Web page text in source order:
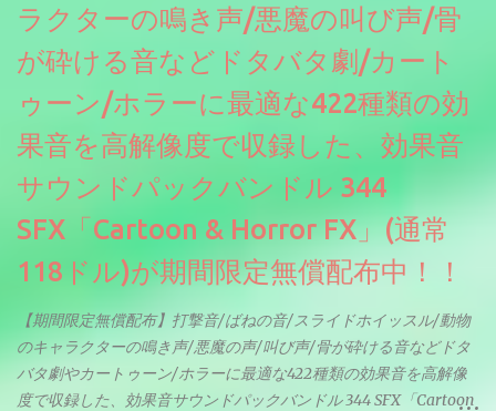
ラクターの鳴き声/悪魔の叫び声/骨
が砕ける音などドタバタ劇/カート
ゥーン/ホラーに最適な422種類の効
果音を高解像度で収録した、効果音
サウンドパックバンドル 344
SFX「Cartoon & Horror FX」(通常
118ドル)が期間限定無償配布中！！
【期間限定無償配布】打撃音/ばねの音/スライドホイッスル/動物
のキャラクターの鳴き声/悪魔の声/叫び声/骨が砕ける音などドタ
バタ劇やカートゥーン/ホラーに最適な422種類の効果音を高解像
度で収録した、効果音サウンドパックバンドル 344 SFX「Cartoon